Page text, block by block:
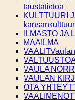
taustatietoa
KULTTUURI
ILMASTO JA
MAAILMA
VAALIT
VAULA
VAULAN
OTA